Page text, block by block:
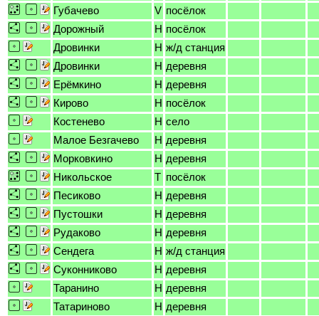
Губачево
V посёлок
Дорожный
H посёлок
Дровинки
H ж/д станция
Дровинки
H деревня
Ерёмкино
H деревня
Кирово
H посёлок
Костенево
H село
Малое Безгачево
H деревня
Морковкино
H деревня
Никольское
T посёлок
Песиково
H деревня
Пустошки
H деревня
Рудаково
H деревня
Сендега
H ж/д станция
Суконниково
H деревня
Таранино
H деревня
Татариново
H деревня